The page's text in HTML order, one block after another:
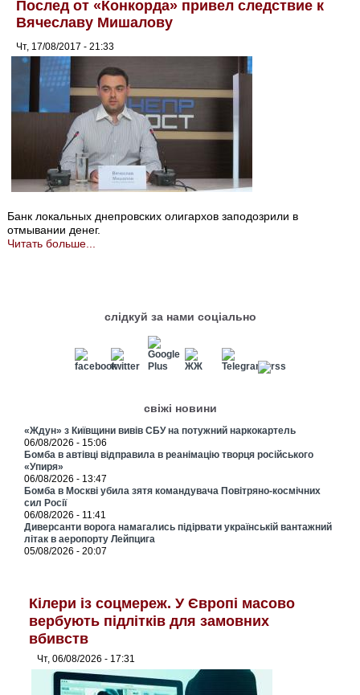
Послед от «Конкорда» привел следствие к
Вячеславу Мишалову
Чт, 17/08/2017 - 21:33
Банк локальных днепровских олигархов заподозрили в
отмывании денег.
Читать больше...
слідкуй за нами соціально
свіжі новини
«Ждун» з Київщини вивів СБУ на потужний наркокартель
06/08/2026 - 15:06
Бомба в автівці відправила в реанімацію творця російського
«Упиря»
06/08/2026 - 13:47
Бомба в Москві убила зятя командувача Повітряно-космічних
сил Росії
06/08/2026 - 11:41
Диверсанти ворога намагались підірвати українській вантажний
літак в аеропорту Лейпцига
05/08/2026 - 20:07
Кілери із соцмереж. У Європі масово
вербують підлітків для замовних
вбивств
Чт, 06/08/2026 - 17:31